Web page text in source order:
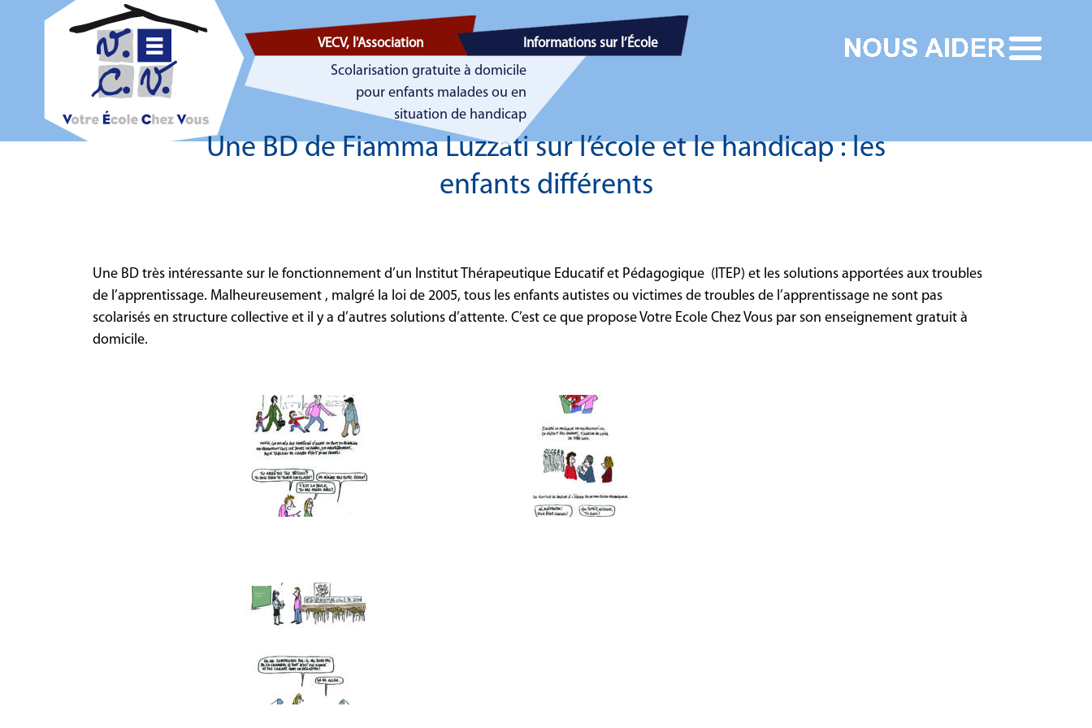
VECV, l'Association Informations sur l’École
Scolarisation gratuite à domicile
pour enfants malades ou en
situation de handicap
Une BD de Fiamma Luzzati sur l’école et le handicap : les
enfants différents
Une BD très intéressante sur le fonctionnement d’un Institut Thérapeutique Educatif et Pédagogique (ITEP) et les solutions apportées aux troubles
de l’apprentissage. Malheureusement , malgré la loi de 2005, tous les enfants autistes ou victimes de troubles de l’apprentissage ne sont pas
scolarisés en structure collective et il y a d’autres solutions d’attente. C’est ce que propose Votre Ecole Chez Vous par son enseignement gratuit à
domicile.